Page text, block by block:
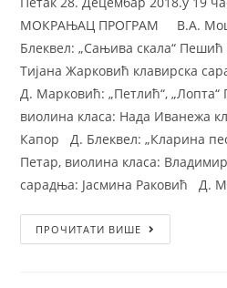
МОКРАЊАЦ ПРОГРАМ В.А.
Блеквел: „Сањива скала“
Тијана Жарковић клавирска
Д. Марковић: „Петлић“,
виолина класа: Нада Иванежа
Капор Д. Блеквел: „Кларина
Петар, виолина класа:
сарадња: Јасмина Раковић Д.
ПРОЧИТАТИ ВИШЕ